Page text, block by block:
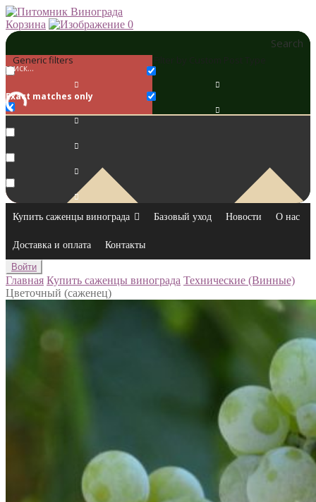
Корзина 0
Search
Generic filters
Exact matches only
Купить саженцы винограда Базовый уход Новости О нас
Доставка и оплата Контакты
Войти
Главная Купить саженцы винограда Технические (Винные)
Цветочный (саженец)